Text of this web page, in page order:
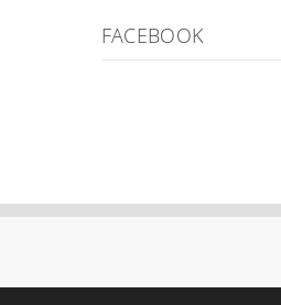
FACEBOOK